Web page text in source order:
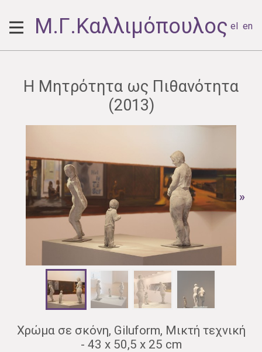
Μ.Γ.Καλλιμόπουλος el en
Η Μητρότητα ως Πιθανότητα
(2013)
»
Χρώμα σε σκόνη, Giluform, Μικτή τεχνική
- 43 x 50,5 x 25 cm